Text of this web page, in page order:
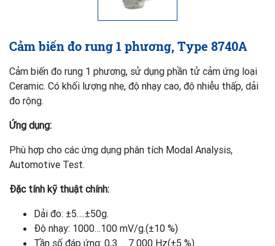
Cảm biến đo rung 1 phương, Type 8740A
Cảm biến đo rung 1 phương, sử dụng phần tử cảm ứng loại
Ceramic. Có khối lượng nhẹ, độ nhạy cao, độ nhiễu thấp, dải
đo rộng.
Ứng dụng:
Phù hợp cho các ứng dụng phân tích Modal Analysis,
Automotive Test.
Đặc tính kỹ thuật chính:
Dải đo: ±5….±50g.
Độ nhạy: 1000…100 mV/g.(±10 %)
Tần số đáp ứng: 0,3 … 7 000 Hz(±5 %)